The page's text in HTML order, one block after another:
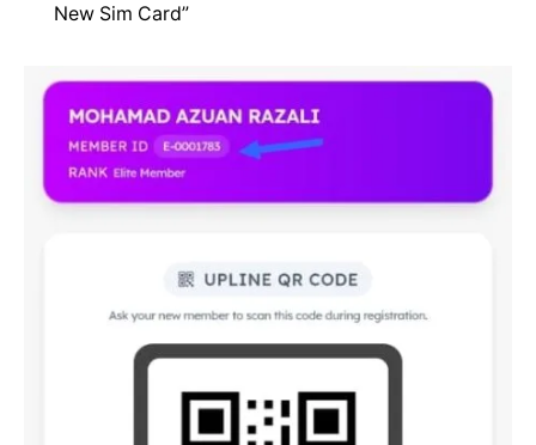
New Sim Card”